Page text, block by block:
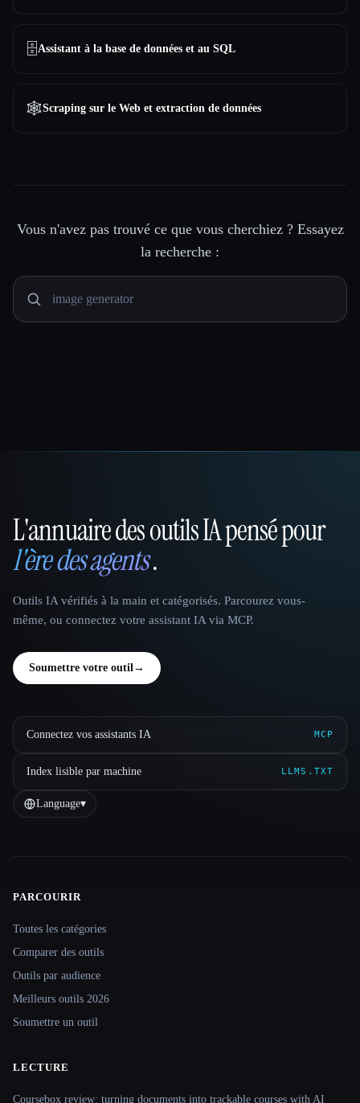
🗄️Assistant à la base de données et au SQL
🕸️Scraping sur le Web et extraction de données
Vous n'avez pas trouvé ce que vous cherchiez ? Essayez
la recherche :
That AI Collection
L'annuaire des outils IA pensé pour
l'ère des agents.
Outils IA vérifiés à la main et catégorisés. Parcourez vous-
même, ou connectez votre assistant IA via MCP.
Soumettre votre outil→
Connectez vos assistants IA MCP
Index lisible par machine LLMS.TXT
Language▾
Site navigation
PARCOURIR
Toutes les catégories
Comparer des outils
Outils par audience
Meilleurs outils 2026
Soumettre un outil
LECTURE
Coursebox review: turning documents into trackable courses with AI